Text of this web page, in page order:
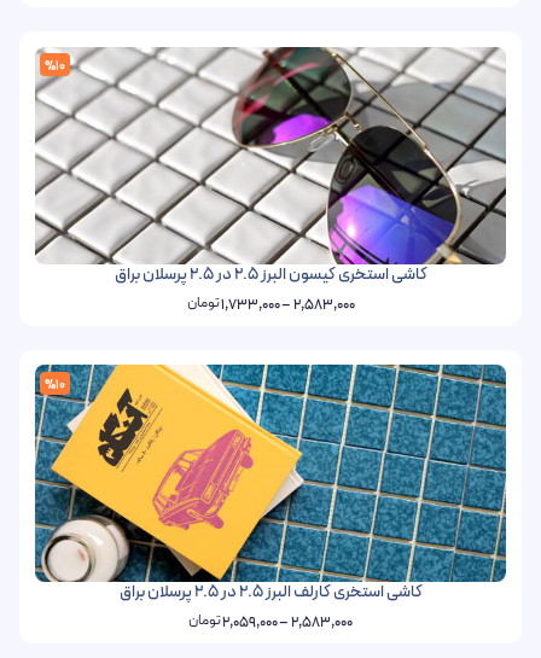
%10
کاشی استخری کیسون البرز 2.5 در 2.5 پرسلان براق
2,583,000
–
1,733,000تومان
%10
کاشی استخری کارلف البرز 2.5 در 2.5 پرسلان براق
2,583,000
–
2,059,000تومان